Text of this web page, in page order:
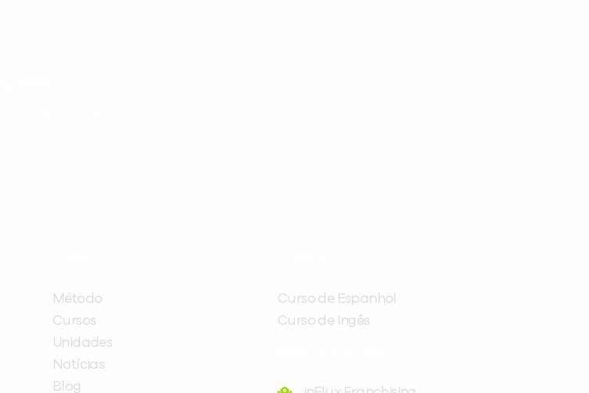
Método
Cursos
Unidades
Notícias
Blog
Curso de Espanhol
Curso de Ingês